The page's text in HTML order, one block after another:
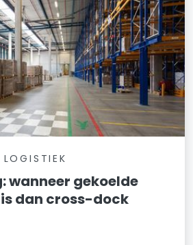
wanneer gekoelde
dan cross-dock